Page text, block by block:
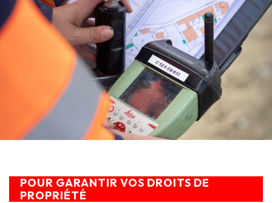
POUR GARANTIR VOS DROITS DE
PROPRIÉTÉ